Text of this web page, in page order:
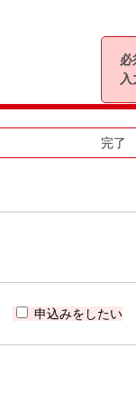
完了
申込みをしたい
必